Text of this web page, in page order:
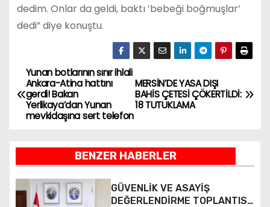
dedim. Onlar da geldi, baktı ’bebeği boğmuşlar’
dedi” diye konuştu.
Y
a
ı
g
MERSİN’DE YASA DIŞI
BAHİS ÇETESİ ÇÖKERTİLDİ:
18 TUTUKLAMA
Yunan botlarının sınır ihlali
Ankara-Atina hattını
gerdi! Bakan
Yerlikaya’dan Yunan
mevkidaşına sert telefon
BENZER HABERLER
GÜVENLİK VE ASAYİŞ
DEĞERLENDİRME TOPLANTISI